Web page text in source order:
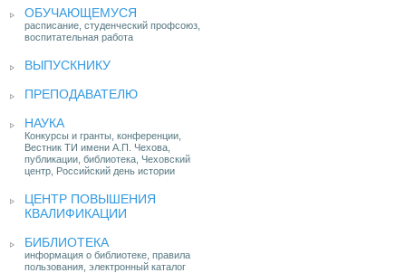
ОБУЧАЮЩЕМУСЯ
расписание, студенческий профсоюз,
воспитательная работа
ВЫПУСКНИКУ
ПРЕПОДАВАТЕЛЮ
НАУКА
Конкурсы и гранты, конференции,
Вестник ТИ имени А.П. Чехова,
публикации, библиотека, Чеховский
центр, Российский день истории
ЦЕНТР ПОВЫШЕНИЯ
КВАЛИФИКАЦИИ
БИБЛИОТЕКА
информация о библиотеке, правила
пользования, электронный каталог